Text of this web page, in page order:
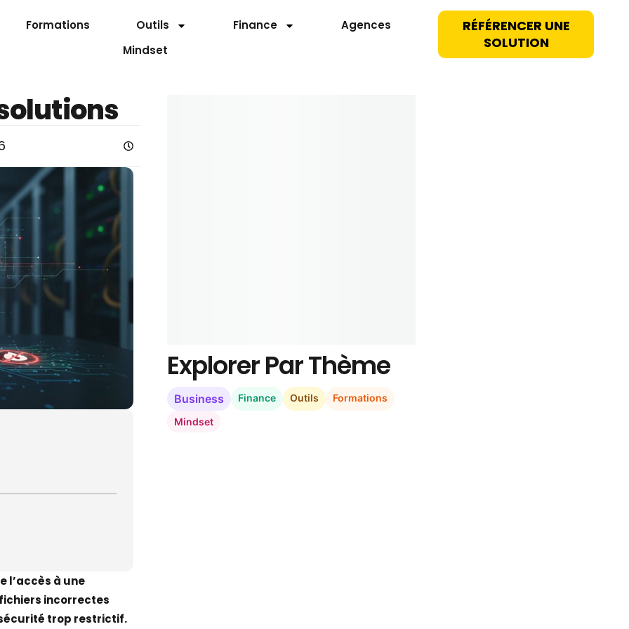
Formations Outils Finance
Agences
Mindset
RÉFÉRENCER UNE
SOLUTION
l’accès à une
incorrectes
trop restrictif.
Explorer Par Thème
Business Finance Outils
Formations
Mindset